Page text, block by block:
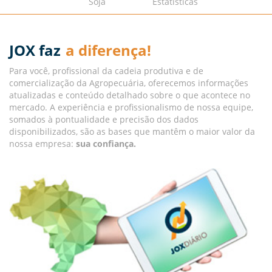
JOX faz a diferença!
Para você, profissional da cadeia produtiva e de
comercialização da Agropecuária, oferecemos informações
atualizadas e conteúdo detalhado sobre o que acontece no
mercado. A experiência e profissionalismo de nossa equipe,
somados à pontualidade e precisão dos dados
disponibilizados, são as bases que mantêm o maior valor da
nossa empresa: sua confiança.